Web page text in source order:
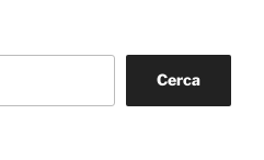
Cerca